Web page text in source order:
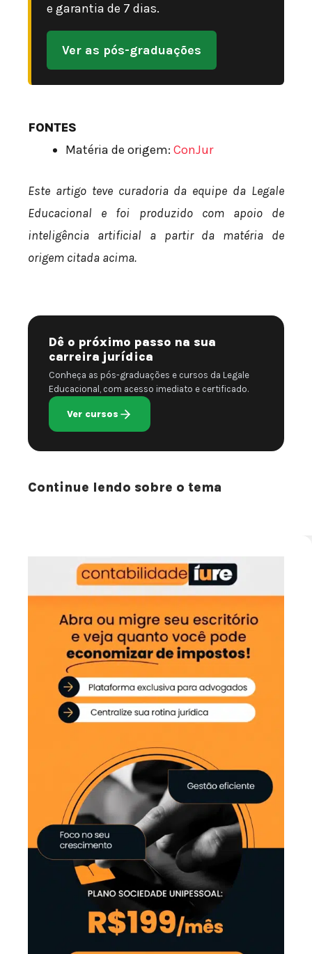
e garantia de 7 dias.
Ver as pós-graduações
FONTES
Matéria de origem: ConJur
Este artigo teve curadoria da equipe da Legale
Educacional e foi produzido com apoio de
inteligência artificial a partir da matéria de
origem citada acima.
Dê o próximo passo na sua
carreira jurídica
Conheça as pós-graduações e cursos da Legale
Educacional, com acesso imediato e certificado.
Ver cursos
Continue lendo sobre o tema